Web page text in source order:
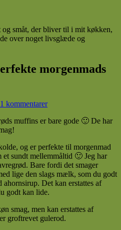
småt, der bliver til i mit køkken,
over noget livsglæde og
morgenmads
kommentarer
muffins er bare gode 🙂 De har
og er perfekte til morgenmad
et sundt mellemmåltid 🙂 Jeg har
Bare fordi det smager
lige den slags mælk, som du godt
ahornsirup. Det kan erstattes af
godt kan lide.
smag, men kan erstattes af
groftrevet gulerod.